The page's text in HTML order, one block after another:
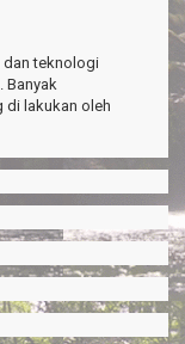
dan teknologi
Banyak
di lakukan oleh